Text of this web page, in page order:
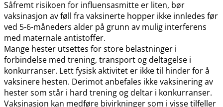
Såfremt risikoen for influensasmitte er liten, bør
vaksinasjon av føll fra vaksinerte hopper ikke innledes før
ved 5-6-måneders alder på grunn av mulig interferens
med maternale antistoffer.
Mange hester utsettes for store belastninger i
forbindelse med trening, transport og deltagelse i
konkurranser. Lett fysisk aktivitet er ikke til hinder for å
vaksinere hesten. Derimot anbefales ikke vaksinering av
hester som står i hard trening og deltar i konkurranser.
Vaksinasjon kan medføre bivirkninger som i visse tilfeller